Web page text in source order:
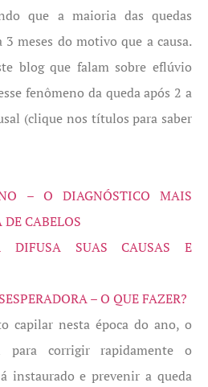
que a maioria das quedas
3 meses do motivo que a causa.
blog que falam sobre eflúvio
fenômeno da queda após 2 a
(clique nos títulos para saber
– O DIAGNÓSTICO MAIS
DE CABELOS
DIFUSA SUAS CAUSAS E
– O QUE FAZER?
capilar nesta época do ano, o
para corrigir rapidamente o
instaurado e prevenir a queda